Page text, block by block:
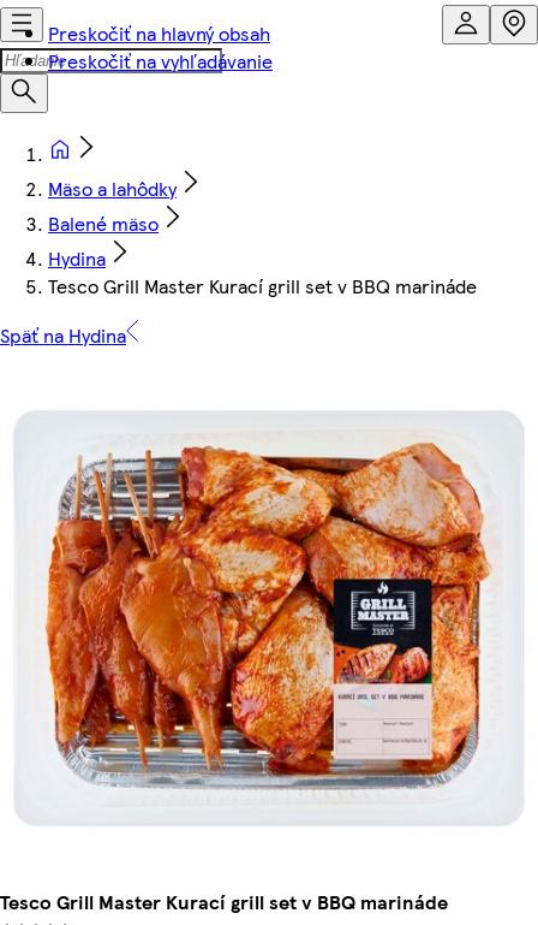
Preskočiť na hlavný obsah
Preskočiť na vyhľadávanie
Mäso a lahôdky
Balené mäso
Hydina
Tesco Grill Master Kurací grill set v BBQ marináde
Späť na Hydina
Tesco Grill Master Kurací grill set v BBQ marináde